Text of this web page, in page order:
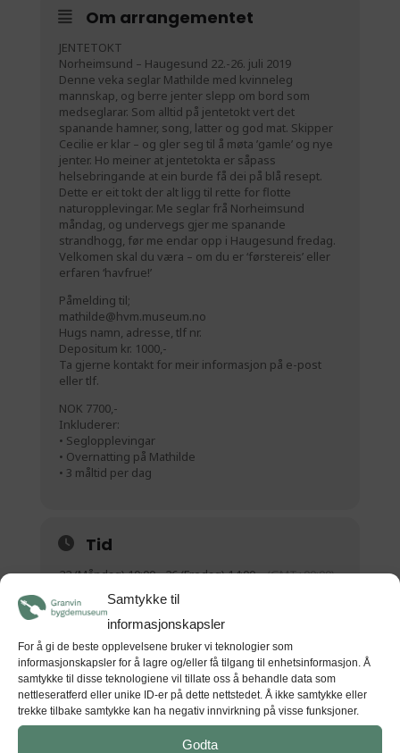
Samtykke til
informasjonskapsler
For å gi de beste opplevelsene bruker vi teknologier som
informasjonskapsler for å lagre og/eller få tilgang til enhetsinformasjon. Å
samtykke til disse teknologiene vil tillate oss å behandle data som
nettleseratferd eller unike ID-er på dette nettstedet. Å ikke samtykke eller
trekke tilbake samtykke kan ha negativ innvirkning på visse funksjoner.
Godta
Om arrangementet
JENTETOKT
Norheimsund – Haugesund 22.-26. juli 2019
Denne veka seglar Mathilde med kvinneleg
mannskap, og berre jenter slepp om bord som
medseglarar. Som alltid på jentetokt vert det
spanande hamner, song, latter og god mat. Skipper
Cecilie er klar – og gler seg til å møta ’gamle’ og nye
jenter. Ho meiner at jentetokta er såpass
helsebringande at ein burde få dei på blå resept.
Dette er eit tokt der alt ligg til rette for flotte
naturopplevingar. Me seglar frå Norheimsund
måndag, og undervegs gjer me spanande
strandhogg, før me endar opp i Haugesund fredag.
Velkomen skal du væra – om du er ‘førstereis’ eller
erfaren ‘havfrue!’
Påmelding til;
mathilde@hvm.museum.no
Hugs namn, adresse, tlf nr.
Depositum kr. 1000,-
Ta gjerne kontakt for meir informasjon på e-post
eller tlf.
NOK 7700,-
Inkluderer:
• Seglopplevingar
• Overnatting på Mathilde
• 3 måltid per dag
Tid
22 (Måndag) 10:00 - 26 (Fredag) 14:00 (GMT+00:00)
STAD
Hardanger fartøyvernsenter
Sandvenvegen 50, 5600 Norheimsund